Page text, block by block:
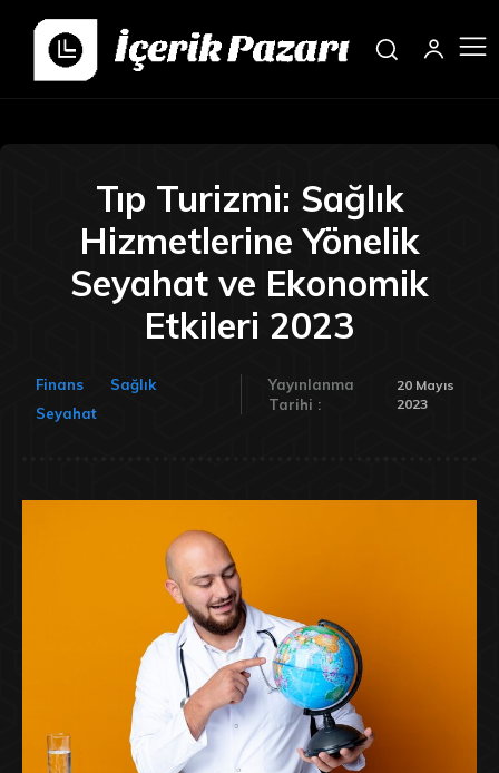
Tıp Turizmi: Sağlık
Hizmetlerine Yönelik
Seyahat ve Ekonomik
Etkileri 2023
Finans
Sağlık
Seyahat
Yayınlanma
Tarihi :
20 Mayıs
2023